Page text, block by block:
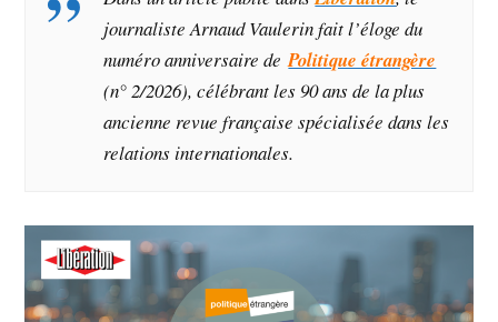
journaliste Arnaud Vaulerin fait l’éloge du
numéro anniversaire dePolitique étrangère
(n° 2/2026), célébrant les 90 ans de la plus
ancienne revue française spécialisée dans les
relations internationales.